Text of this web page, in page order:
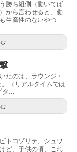
勝ち組側（働いてば
から言わせると、働
生産性のないやつ
たのは、ラウンジ・
（リアルタイムでは
タ...
トコゾリテ、シュワ
ど、子供の頃、これ